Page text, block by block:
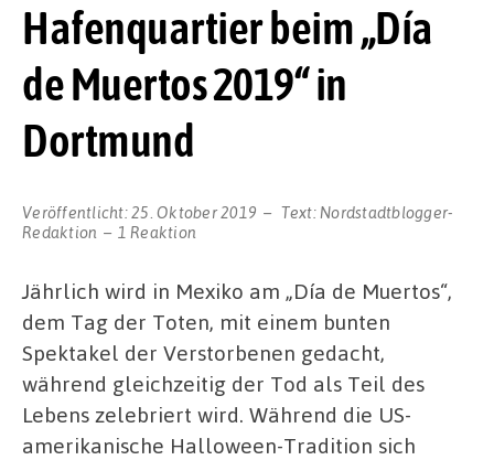
Hafenquartier beim „Día
de Muertos 2019“ in
Dortmund
Veröffentlicht:25. Oktober 2019 Text: Nordstadtblogger-
Redaktion
1 Reaktion
Jährlich wird in Mexiko am „Día de Muertos“,
dem Tag der Toten, mit einem bunten
Spektakel der Verstorbenen gedacht,
während gleichzeitig der Tod als Teil des
Lebens zelebriert wird. Während die US-
amerikanische Halloween-Tradition sich